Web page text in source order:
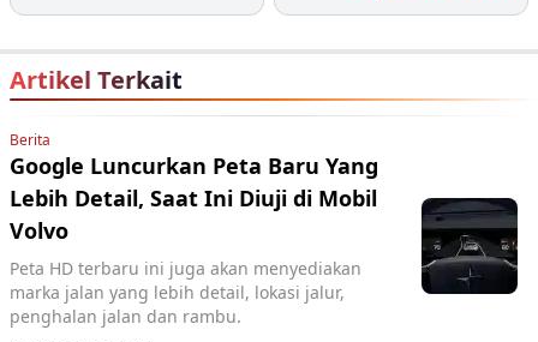
Artikel Terkait
Berita
Google Luncurkan Peta Baru Yang
Lebih Detail, Saat Ini Diuji di Mobil
Volvo
Peta HD terbaru ini juga akan menyediakan
marka jalan yang lebih detail, lokasi jalur,
penghalan jalan dan rambu.